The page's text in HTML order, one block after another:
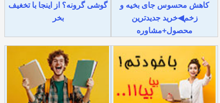
کاهش محسوس جای بخیه و
زخم◀خرید جدیدترین
محصول+مشاوره
گوشی گرونه؟ از اینجا با تخغیف
بخر